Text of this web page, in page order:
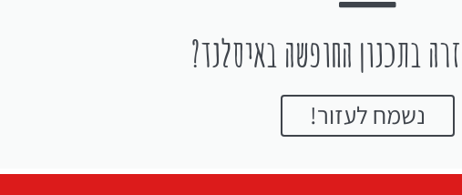
בתכנון החופשה באיסלנד?
נשמח לעזור!